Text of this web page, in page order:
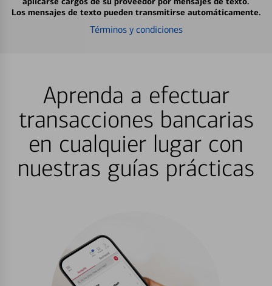
Los mensajes de texto pueden transmitirse automáticamente.
Términos y condiciones
Aprenda a efectuar
transacciones bancarias
en cualquier lugar con
nuestras guías prácticas